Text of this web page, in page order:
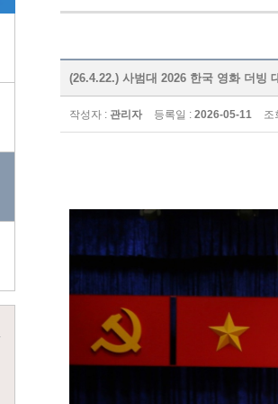
(26.4.22.) 사범대 2026 한국 영화 더빙
작성자 : 관리자 등록일 : 2026-05-11 조